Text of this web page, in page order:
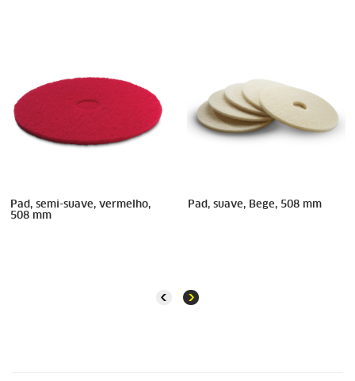
Pad, semi-suave, vermelho,
508 mm
Pad, suave, Bege, 508 mm